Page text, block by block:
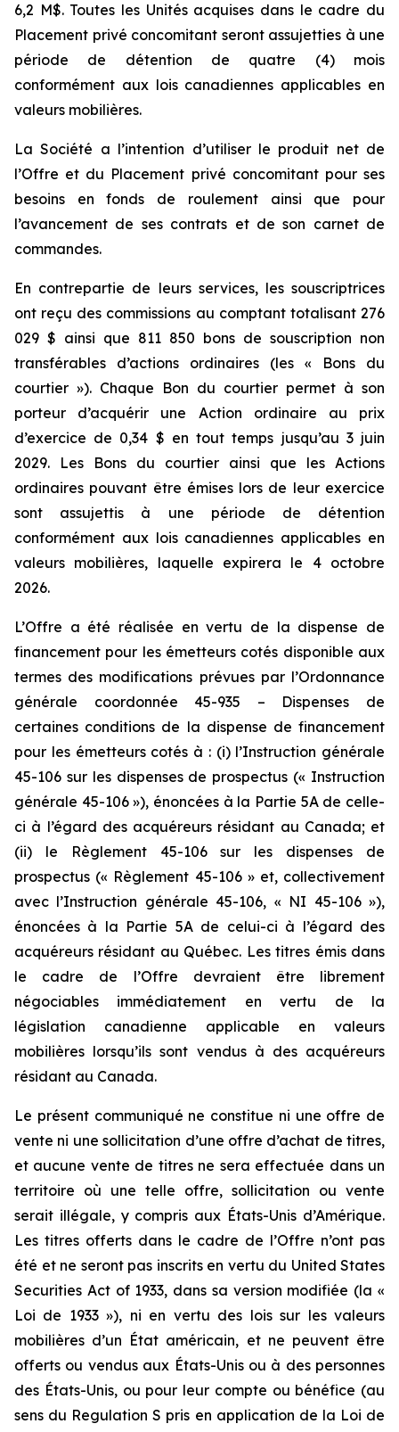
6,2 M$. Toutes les Unités acquises dans le cadre du
Placement privé concomitant seront assujetties à une
période de détention de quatre (4) mois
conformément aux lois canadiennes applicables en
valeurs mobilières.
La Société a l’intention d’utiliser le produit net de
l’Offre et du Placement privé concomitant pour ses
besoins en fonds de roulement ainsi que pour
l’avancement de ses contrats et de son carnet de
commandes.
En contrepartie de leurs services, les souscriptrices
ont reçu des commissions au comptant totalisant 276
029 $ ainsi que 811 850 bons de souscription non
transférables d’actions ordinaires (les « Bons du
courtier »). Chaque Bon du courtier permet à son
porteur d’acquérir une Action ordinaire au prix
d’exercice de 0,34 $ en tout temps jusqu’au 3 juin
2029. Les Bons du courtier ainsi que les Actions
ordinaires pouvant être émises lors de leur exercice
sont assujettis à une période de détention
conformément aux lois canadiennes applicables en
valeurs mobilières, laquelle expirera le 4 octobre
2026.
L’Offre a été réalisée en vertu de la dispense de
financement pour les émetteurs cotés disponible aux
termes des modifications prévues par l’Ordonnance
générale coordonnée 45-935 – Dispenses de
certaines conditions de la dispense de financement
pour les émetteurs cotés à : (i) l’Instruction générale
45-106 sur les dispenses de prospectus (« Instruction
générale 45-106 »), énoncées à la Partie 5A de celle-
ci à l’égard des acquéreurs résidant au Canada; et
(ii) le Règlement 45-106 sur les dispenses de
prospectus (« Règlement 45-106 » et, collectivement
avec l’Instruction générale 45-106, « NI 45-106 »),
énoncées à la Partie 5A de celui-ci à l’égard des
acquéreurs résidant au Québec. Les titres émis dans
le cadre de l’Offre devraient être librement
négociables immédiatement en vertu de la
législation canadienne applicable en valeurs
mobilières lorsqu’ils sont vendus à des acquéreurs
résidant au Canada.
Le présent communiqué ne constitue ni une offre de
vente ni une sollicitation d’une offre d’achat de titres,
et aucune vente de titres ne sera effectuée dans un
territoire où une telle offre, sollicitation ou vente
serait illégale, y compris aux États-Unis d’Amérique.
Les titres offerts dans le cadre de l’Offre n’ont pas
été et ne seront pas inscrits en vertu du United States
Securities Act of 1933, dans sa version modifiée (la «
Loi de 1933 »), ni en vertu des lois sur les valeurs
mobilières d’un État américain, et ne peuvent être
offerts ou vendus aux États-Unis ou à des personnes
des États-Unis, ou pour leur compte ou bénéfice (au
sens du Regulation S pris en application de la Loi de